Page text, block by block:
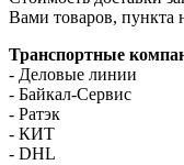
Вами товаров, пункта
Транспортные
- Деловые линии
- Байкал-Сервис
- Ратэк
- КИТ
- DHL